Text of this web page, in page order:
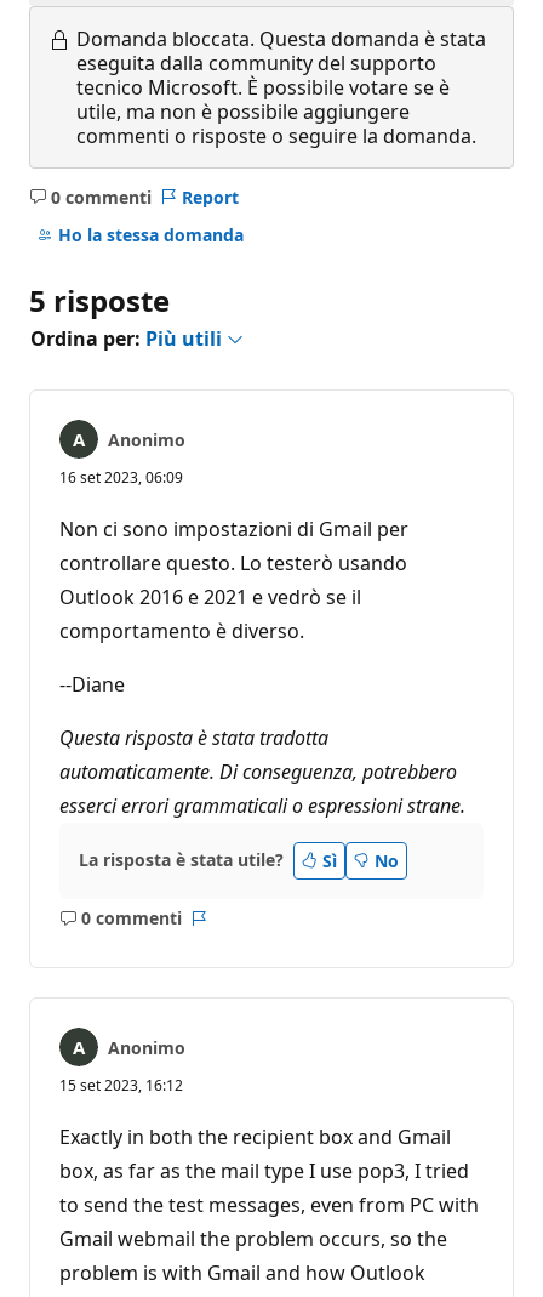
Domanda bloccata. Questa domanda è stata
eseguita dalla community del supporto
tecnico Microsoft. È possibile votare se è
utile, ma non è possibile aggiungere
commenti o risposte o seguire la domanda.
0 commenti
Nessun
commento
Report
Ho la stessa domanda
5 risposte
Ordina per: Più utili
Anonimo
16 set 2023, 06:09
Non ci sono impostazioni di Gmail per
controllare questo. Lo testerò usando
Outlook 2016 e 2021 e vedrò se il
comportamento è diverso.
--Diane
Questa risposta è stata tradotta
automaticamente. Di conseguenza, potrebbero
esserci errori grammaticali o espressioni strane.
La risposta è stata utile? Sì No
0 commenti
Nessun
Anonimo
15 set 2023, 16:12
Exactly in both the recipient box and Gmail
box, as far as the mail type I use pop3, I tried
to send the test messages, even from PC with
Gmail webmail the problem occurs, so the
problem is with Gmail and how Outlook